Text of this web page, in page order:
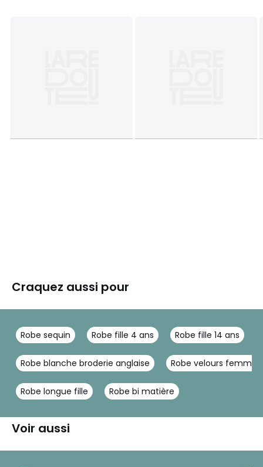
Craquez aussi pour
Robe sequin Robe fille 4 ans Robe fille 14 ans
Robe blanche broderie anglaise Robe velours femme
Robe longue fille Robe bi matière
Voir aussi